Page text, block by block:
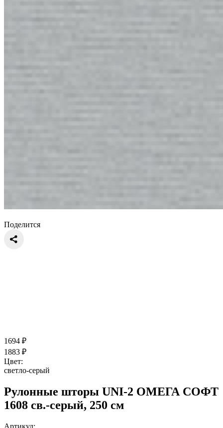
Поделится
1694 ₽
1883 ₽
Цвет:
светло-серый
Рулонные шторы UNI-2 ОМЕГА СОФТ
1608 св.-серый, 250 см
Артикул: